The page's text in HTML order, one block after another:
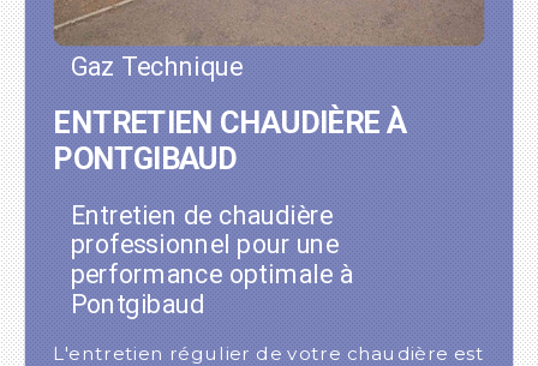
Gaz Technique
ENTRETIEN CHAUDIÈRE À
PONTGIBAUD
Entretien de chaudière
professionnel pour une
performance optimale à
Pontgibaud
L'entretien régulier de votre chaudière est